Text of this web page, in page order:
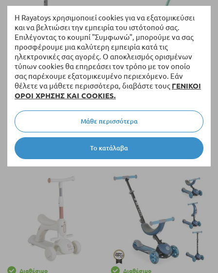
Η Rayatoys χρησιμοποιεί cookies για να εξατομικεύσει
και να βελτιώσει την εμπειρία του ιστότοπού σας.
Επιλέγοντας το κουμπί "Συμφωνώ", μπορούμε να σας
προσφέρουμε μια καλύτερη εμπειρία κατά τις
ηλεκτρονικές σας αγορές. Ο αποκλεισμός ορισμένων
τύπων cookies θα επηρεάσει τον τρόπο με τον οποίο
σας παρέχουμε εξατομικευμένο περιεχόμενο. Εάν
θέλετε να μάθετε περισσότερα, διαβάστε τους ΓΕΝΙΚΟΙ
ΟΡΟΙ ΧΡΗΣΗΣ ΚΑΙ COOKIES.
Το κατάλαβα
Μάθε περισσότερα
Διαθέσιμο
Πατίνι Micro Mini Micro Deluxe
Glow LED Plus.
107,02 €
125,90 €
Διαθέσιμο
Παιδικό πατίνι 3 σε 1 Micro
Mini2Grow Deluxe Magic LED.
115,94 €
136,40 €
+ περισσότερες επιλογές
Διαθέσιμο Διαθέσιμο